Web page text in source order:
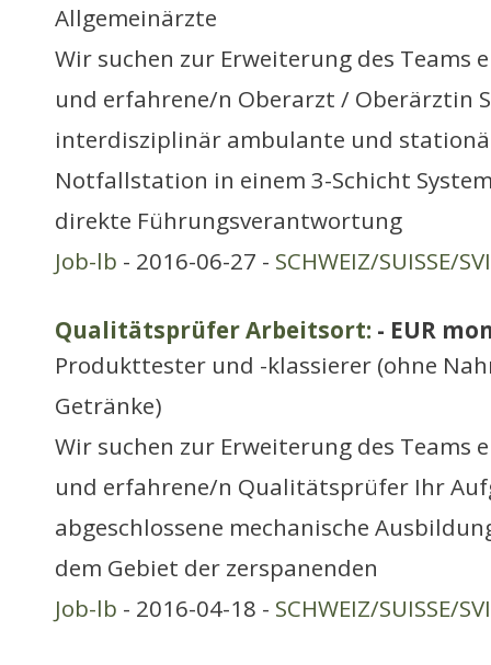
Allgemeinärzte
Wir suchen zur Erweiterung des Teams
und erfahrene/n Oberarzt / Oberärztin
interdisziplinär ambulante und
Notfallstation in einem 3-Schicht
direkte Führungsverantwortung
Job-lb - 2016-06-27 - SCHWEIZ/SUISSE/
Qualitätsprüfer Arbeitsort: - EUR
Produkttester und -klassierer (ohne
Getränke)
Wir suchen zur Erweiterung des Teams
und erfahrene/n Qualitätsprüfer Ihr
abgeschlossene mechanische
dem Gebiet der zerspanenden
Job-lb - 2016-04-18 - SCHWEIZ/SUISSE/